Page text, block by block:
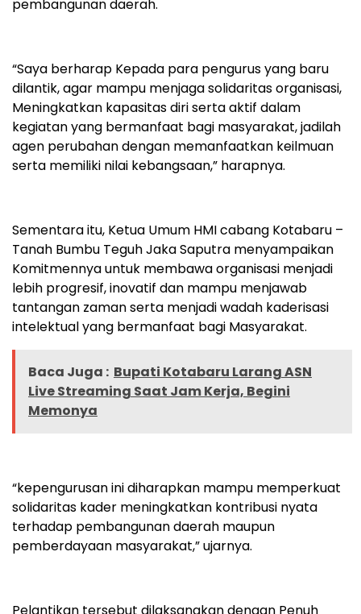
pembangunan daerah.
“Saya berharap Kepada para pengurus yang baru
dilantik, agar mampu menjaga solidaritas organisasi,
Meningkatkan kapasitas diri serta aktif dalam
kegiatan yang bermanfaat bagi masyarakat, jadilah
agen perubahan dengan memanfaatkan keilmuan
serta memiliki nilai kebangsaan,” harapnya.
Sementara itu, Ketua Umum HMI cabang Kotabaru –
Tanah Bumbu Teguh Jaka Saputra menyampaikan
Komitmennya untuk membawa organisasi menjadi
lebih progresif, inovatif dan mampu menjawab
tantangan zaman serta menjadi wadah kaderisasi
intelektual yang bermanfaat bagi Masyarakat.
Baca Juga : Bupati Kotabaru Larang ASN
Live Streaming Saat Jam Kerja, Begini
Memonya
“kepengurusan ini diharapkan mampu memperkuat
solidaritas kader meningkatkan kontribusi nyata
terhadap pembangunan daerah maupun
pemberdayaan masyarakat,” ujarnya.